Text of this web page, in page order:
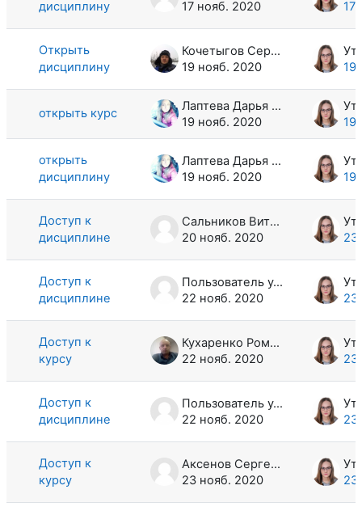
дисциплину 17 нояб. 2020 17
Открыть
дисциплину
Кочетыгов Сергей Сергеевич
19 нояб. 2020
19
открыть курс
Лаптева Дарья Алексеевна
19 нояб. 2020
19
открыть
дисциплину
Лаптева Дарья Алексеевна
19 нояб. 2020
19
Доступ к
дисциплине
Сальников Виталий Викторович
20 нояб. 2020
23
Доступ к
дисциплине
Пользователь удален
22 нояб. 2020
23
Доступ к
курсу
Кухаренко Роман Викторович
22 нояб. 2020
23
Доступ к
дисциплине
Пользователь удален
22 нояб. 2020
23
Доступ к
курсу
Аксенов Сергей Геннадьевич
23 нояб. 2020
23